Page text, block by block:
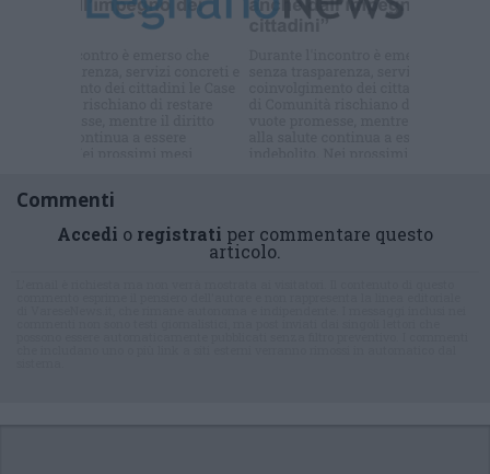
Commenti
Accedi o registrati per commentare questo
articolo.